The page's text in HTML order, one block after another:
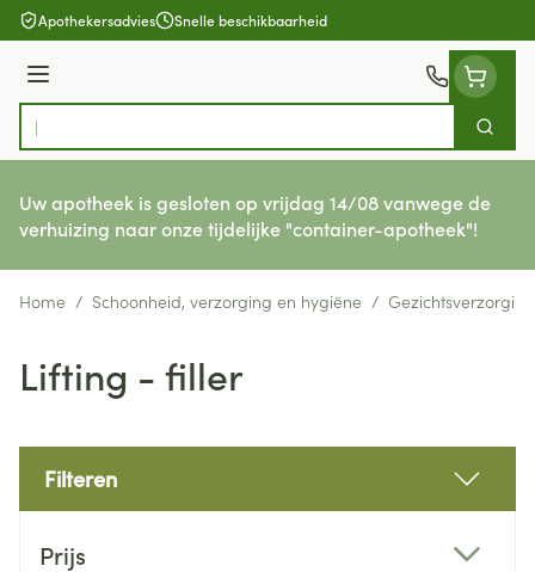
Ga naar de inhoud
Apothekersadvies Snelle beschikbaarheid
Menu
Product, merk, categorie...
Zoek
Uw apotheek is gesloten op vrijdag 14/08 vanwege de
verhuizing naar onze tijdelijke "container-apotheek"!
Home / Schoonheid, verzorging en hygiëne / Gezichtsverzorging
Lifting - filler
Filteren
Prijs